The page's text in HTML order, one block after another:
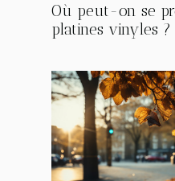
Où peut-on se
platines vinyles ?